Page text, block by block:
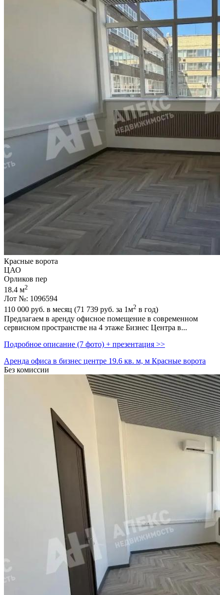
Красные ворота
ЦАО
Орликов пер
18.4 м2
Лот №: 1096594
110 000 руб. в месяц (71 739 руб. за 1м2 в год)
Предлагаем в аренду офисное помещение в современном
сервисном пространстве на 4 этаже Бизнес Центра в...
Подробное описание (7 фото) + презентация >>
Аренда офиса в бизнес центре 19.6 кв. м, м Красные ворота
Без комиссии